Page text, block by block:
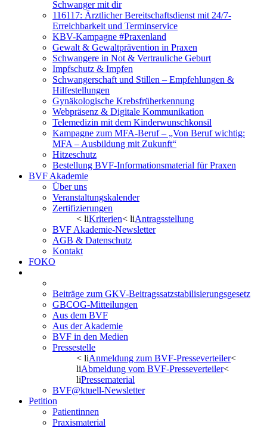
Schwanger mit dir
116117: Ärztlicher Bereitschaftsdienst mit 24/7-
Erreichbarkeit und Terminservice
KBV-Kampagne #Praxenland
Gewalt & Gewaltprävention in Praxen
Schwangere in Not & Vertrauliche Geburt
Impfschutz & Impfen
Schwangerschaft und Stillen – Empfehlungen &
Hilfestellungen
Gynäkologische Krebsfrüherkennung
Webpräsenz & Digitale Kommunikation
Telemedizin mit dem Kinderwunschkonsil
Kampagne zum MFA-Beruf – „Von Beruf wichtig:
MFA – Ausbildung mit Zukunft“
Hitzeschutz
Bestellung BVF-Informationsmaterial für Praxen
BVF Akademie
Über uns
Veranstaltungskalender
Zertifizierungen
< liKriterien< liAntragsstellung
BVF Akademie-Newsletter
AGB & Datenschutz
Kontakt
FOKO
Beiträge zum GKV-Beitragssatzstabilisierungsgesetz
GBCOG-Mitteilungen
Aus dem BVF
Aus der Akademie
BVF in den Medien
Pressestelle
< liAnmeldung zum BVF-Presseverteiler<
liAbmeldung vom BVF-Presseverteiler<
liPressematerial
BVF@ktuell-Newsletter
Petition
Patientinnen
Praxismaterial